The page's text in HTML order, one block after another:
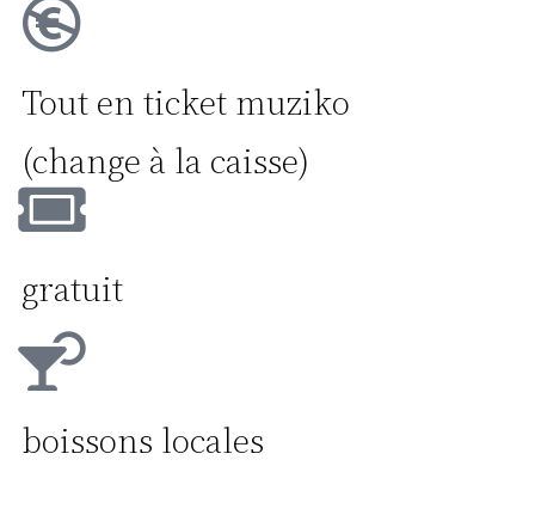
Tout en ticket muziko
(change à la caisse)
gratuit
boissons locales